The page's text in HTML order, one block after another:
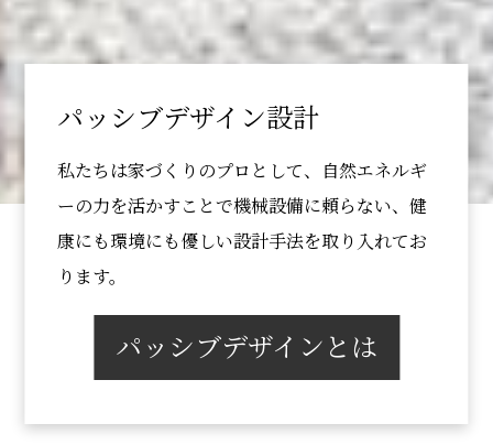
パッシブデザイン設計
私たちは家づくりのプロとして、自然エネルギ
ーの力を活かすことで機械設備に頼らない、健
康にも環境にも優しい設計手法を取り入れてお
ります。
パッシブデザインとは